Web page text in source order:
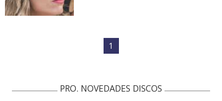
1
PRO. NOVEDADES DISCOS